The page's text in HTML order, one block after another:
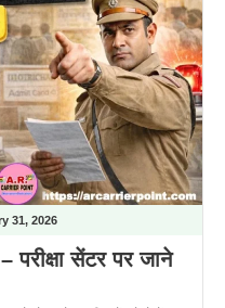
31, 2026
– परीक्षा सेंटर पर जाने